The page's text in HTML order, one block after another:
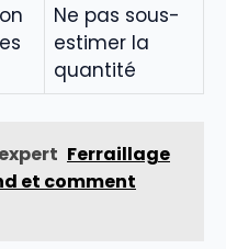
Ne pas sous-
estimer la
quantité
Ferraillage
et comment